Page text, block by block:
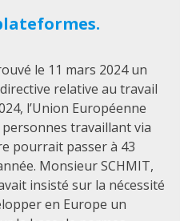
le 11 mars 2024 un
relative au travail
l’Union Européenne
travaillant via
pourrait passer à 43
Monsieur SCHMIT,
insisté sur la nécessité
en Europe un